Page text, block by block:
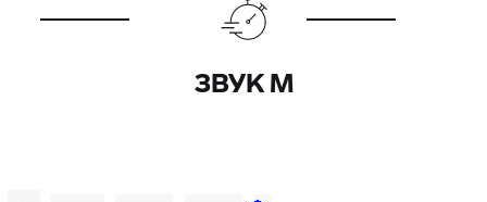
ЗВУК М